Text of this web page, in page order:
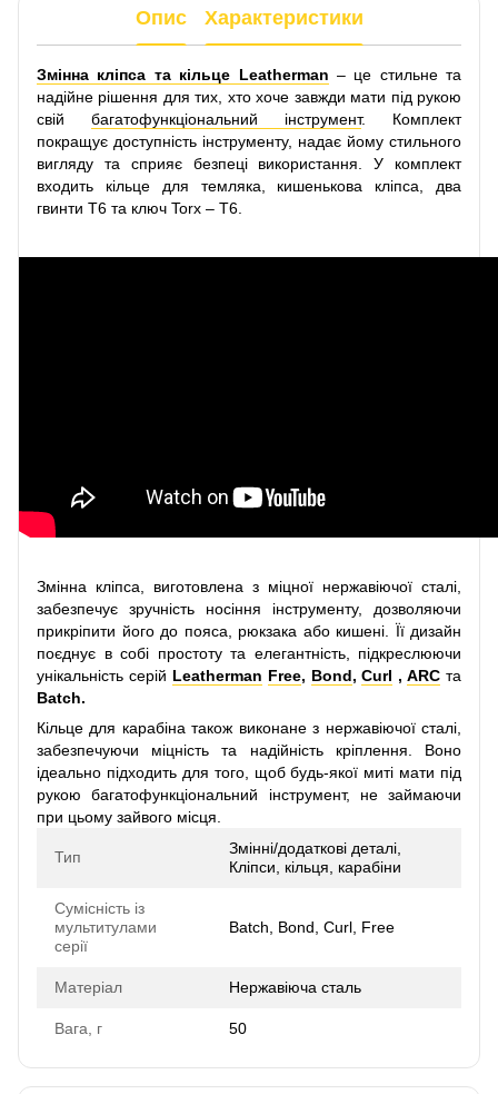
Опис Характеристики
Змінна кліпса та кільце Leatherman – це стильне та
надійне рішення для тих, хто хоче завжди мати під рукою
свій багатофункціональний інструмент. Комплект
покращує доступність інструменту, надає йому стильного
вигляду та сприяє безпеці використання. У комплект
входить кільце для темляка, кишенькова кліпса, два
гвинти T6 та ключ Torx – T6.
Змінна кліпса, виготовлена з міцної нержавіючої сталі,
забезпечує зручність носіння інструменту, дозволяючи
прикріпити його до пояса, рюкзака або кишені. Її дизайн
поєднує в собі простоту та елегантність, підкреслюючи
унікальність серій Leatherman Free, Bond,Curl ,ARC та
Batch.
Кільце для карабіна також виконане з нержавіючої сталі,
забезпечуючи міцність та надійність кріплення. Воно
ідеально підходить для того, щоб будь-якої миті мати під
рукою багатофункціональний інструмент, не займаючи
при цьому зайвого місця.
Тип
Змінні/додаткові деталі,
Кліпси, кільця, карабіни
Сумісність із
мультитулами
серії
Batch, Bond, Curl, Free
Матеріал Нержавіюча сталь
Вага, г 50